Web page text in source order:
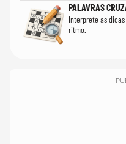
PALAVRAS
Interprete as
ritmo.